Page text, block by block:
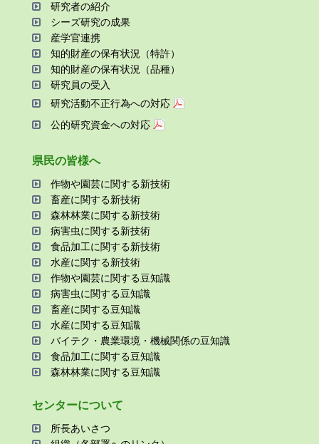
研究者の紹介
シーズ研究の成果
産学官連携
知的財産の保有状況（特許）
知的財産の保有状況（品種）
研究員の受⼊
研究活動不正⾏為への対応
公的研究資金への対応
県⺠の皆様へ
作物や園芸に関する新技術
畜産に関する新技術
森林林業に関する新技術
病害⾍に関する新技術
⾷品加⼯に関する新技術
⽔産に関する新技術
作物や園芸に関する⾖知識
病害⾍に関する⾖知識
畜産に関する⾖知識
⽔産に関する⾖知識
バイテク・農業環境・機械関係の⾖知識
⾷品加⼯に関する⾖知識
森林林業に関する⾖知識
センターについて
所⻑あいさつ